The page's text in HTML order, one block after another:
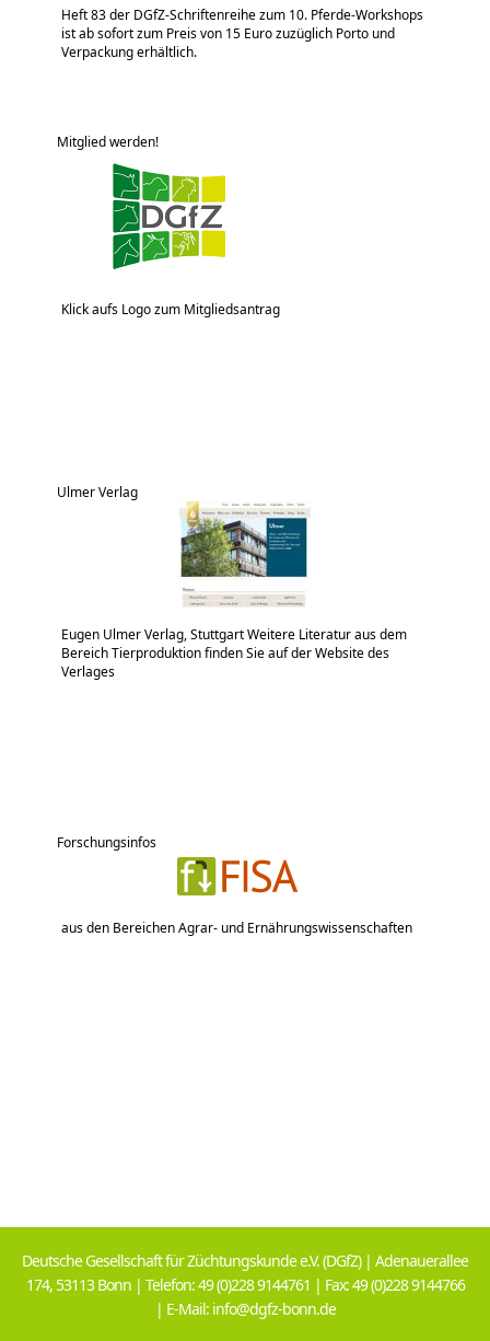
Heft 83 der DGfZ-Schriftenreihe zum 10. Pferde-Workshops
ist ab sofort zum Preis von 15 Euro zuzüglich Porto und
Verpackung erhältlich.
Mitglied werden!
Klick aufs Logo zum Mitgliedsantrag
Ulmer Verlag
Eugen Ulmer Verlag, Stuttgart Weitere Literatur aus dem
Bereich Tierproduktion finden Sie auf der Website des
Verlages
Forschungsinfos
aus den Bereichen Agrar- und Ernährungswissenschaften
Deutsche Gesellschaft für Züchtungskunde e.V. (DGfZ) | Adenauerallee
174, 53113 Bonn | Telefon: 49 (0)228 9144761 | Fax: 49 (0)228 9144766
| E-Mail: info@dgfz-bonn.de